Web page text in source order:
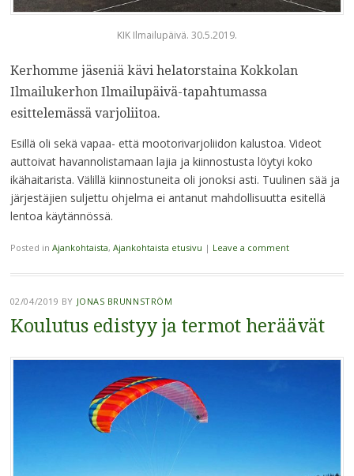
KIK Ilmailupäivä. 30.5.2019.
Kerhomme jäseniä kävi helatorstaina Kokkolan
Ilmailukerhon Ilmailupäivä-tapahtumassa
esittelemässä varjoliitoa.
Esillä oli sekä vapaa- että mootorivarjoliidon kalustoa. Videot
auttoivat havannolistamaan lajia ja kiinnostusta löytyi koko
ikähaitarista. Välillä kiinnostuneita oli jonoksi asti. Tuulinen sää ja
järjestäjien suljettu ohjelma ei antanut mahdollisuutta esitellä
lentoa käytännössä.
Posted in Ajankohtaista, Ajankohtaista etusivu | Leave a comment
02/04/2019 BY JONAS BRUNNSTRÖM
Koulutus edistyy ja termot heräävät